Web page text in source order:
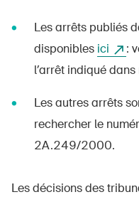
Les arrêts publiés
disponibles ici
:
l’arrêt indiqué
Les autres arrêts
rechercher le
2A.249/2000.
Les décisions des